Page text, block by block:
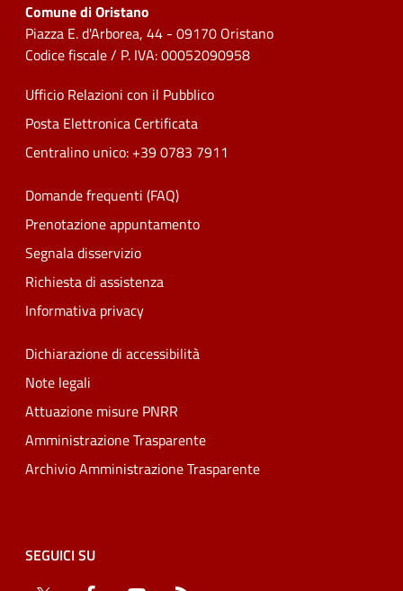
Comune di Oristano
Piazza E. d'Arborea, 44 - 09170 Oristano
Codice fiscale / P. IVA: 00052090958
Ufficio Relazioni con il Pubblico
Posta Elettronica Certificata
Centralino unico: +39 0783 7911
Domande frequenti (FAQ)
Prenotazione appuntamento
Segnala disservizio
Richiesta di assistenza
Informativa privacy
Dichiarazione di accessibilità
Note legali
Attuazione misure PNRR
Amministrazione Trasparente
Archivio Amministrazione Trasparente
SEGUICI SU